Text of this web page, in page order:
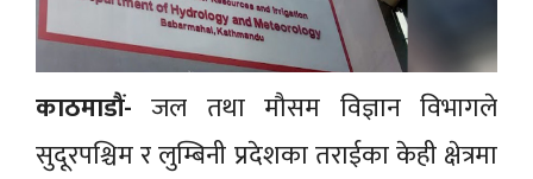
काठमाडौं-जल तथा मौसम विज्ञान विभागले
सुदूरपश्चिम र लुम्बिनी प्रदेशका तराईका केही क्षेत्रमा